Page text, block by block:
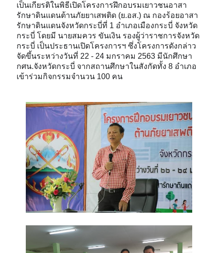
เป็นเกียรติในพิธีเปิดโครงการฝึกอบรมเยาวชนอาสา
รักษาดินแดนต้านภัยยาเสพติด (ย.อส.) ณ กองร้อยอาสา
รักษาดินแดนจังหวัดกระบี่ที่ 1 อำเภอเมืองกระบี่ จังหวัด
กระบี่ โดยมี นายสมควร ขันเงิน รองผู้ว่าราชการจังหวัด
กระบี่ เป็นประธานเปิดโครงการฯ ซึ่งโครงการดังกล่าว
จัดขึ้นระหว่างวันที่ 22 - 24 มกราคม 2563 มีนักศึกษา
กศน.จังหวัดกระบี่ จากสถานศึกษาในสังกัดทั้ง 8 อำเภอ
เข้าร่วมกิจกรรมจำนวน 100 คน